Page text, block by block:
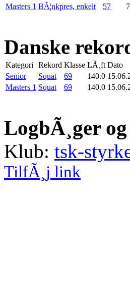
Masters 1 BÃ¦nkpres, enkelt 57
Danske
Kategori Rekord Klasse LÃ¸ft Dato
Senior
Squat 69 140.0
Masters 1 Squat 69 140.0
LogbÃ¸ger
Klub: tsk-
TilfÃ¸j link